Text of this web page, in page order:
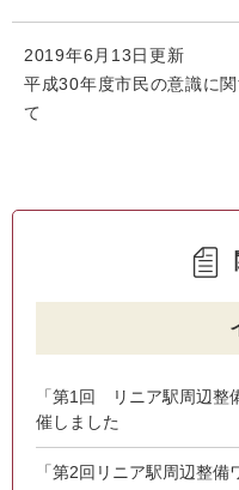
2019年6月13日更新
平成30年度市民の意識に
て
「第1回 リニア駅周辺整
催しました
「第2回リニア駅周辺整